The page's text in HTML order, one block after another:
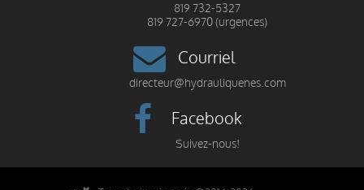
819 732-5327
819 727-6970 (urgences)
Courriel
directeur@hydrauliquenes.com
Facebook
Suivez-nous!